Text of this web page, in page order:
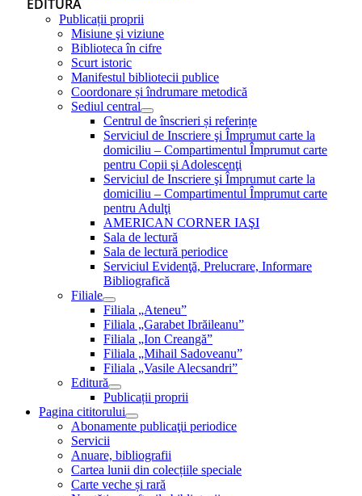
EDITURĂ
Publicații proprii
Misiune şi viziune
Biblioteca în cifre
Scurt istoric
Manifestul bibliotecii publice
Coordonare și îndrumare metodică
Sediul central
Centrul de înscrieri și referințe
Serviciul de Inscriere şi Împrumut carte la
domiciliu – Compartimentul Împrumut carte
pentru Copii şi Adolescenţi
Serviciul de Inscriere şi Împrumut carte la
domiciliu – Compartimentul Împrumut carte
pentru Adulţi
AMERICAN CORNER IAŞI
Sala de lectură
Sala de lectură periodice
Serviciul Evidenţă, Prelucrare, Informare
Bibliografică
Filiale
Filiala „Ateneu”
Filiala „Garabet Ibrăileanu”
Filiala „Ion Creangă”
Filiala „Mihail Sadoveanu”
Filiala „Vasile Alecsandri”
Editură
Publicații proprii
Pagina cititorului
Abonamente publicaţii periodice
Servicii
Anuare, bibliografii
Cartea lunii din colecțiile speciale
Carte veche și rară